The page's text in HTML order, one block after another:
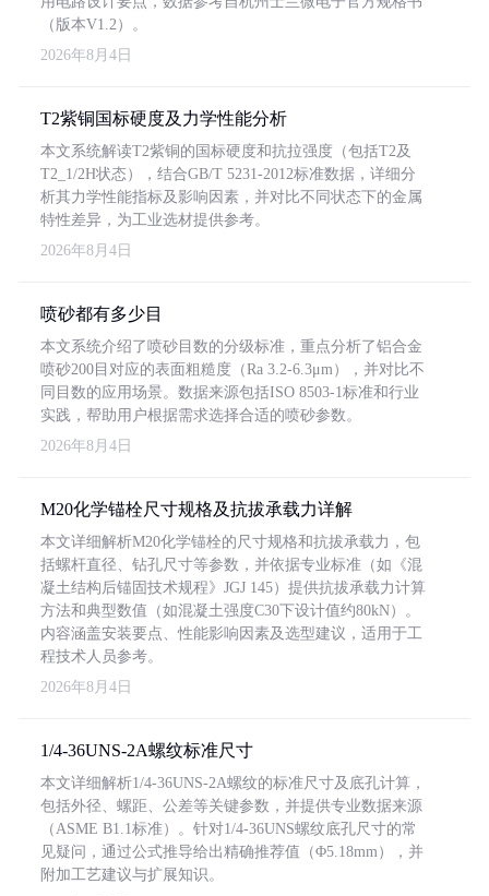
（版本V1.2）。
2026年8月4日
T2紫铜国标硬度及力学性能分析
本文系统解读T2紫铜的国标硬度和抗拉强度（包括T2及
T2_1/2H状态），结合GB/T 5231-2012标准数据，详细分
析其力学性能指标及影响因素，并对比不同状态下的金属
特性差异，为工业选材提供参考。
2026年8月4日
喷砂都有多少目
本文系统介绍了喷砂目数的分级标准，重点分析了铝合金
喷砂200目对应的表面粗糙度（Ra 3.2-6.3μm），并对比不
同目数的应用场景。数据来源包括ISO 8503-1标准和行业
实践，帮助用户根据需求选择合适的喷砂参数。
2026年8月4日
M20化学锚栓尺寸规格及抗拔承载力详解
本文详细解析M20化学锚栓的尺寸规格和抗拔承载力，包
括螺杆直径、钻孔尺寸等参数，并依据专业标准（如《混
凝土结构后锚固技术规程》JGJ 145）提供抗拔承载力计算
方法和典型数值（如混凝土强度C30下设计值约80kN）。
内容涵盖安装要点、性能影响因素及选型建议，适用于工
程技术人员参考。
2026年8月4日
1/4-36UNS-2A螺纹标准尺寸
本文详细解析1/4-36UNS-2A螺纹的标准尺寸及底孔计算，
包括外径、螺距、公差等关键参数，并提供专业数据来源
（ASME B1.1标准）。针对1/4-36UNS螺纹底孔尺寸的常
见疑问，通过公式推导给出精确推荐值（Φ5.18mm），并
附加工艺建议与扩展知识。